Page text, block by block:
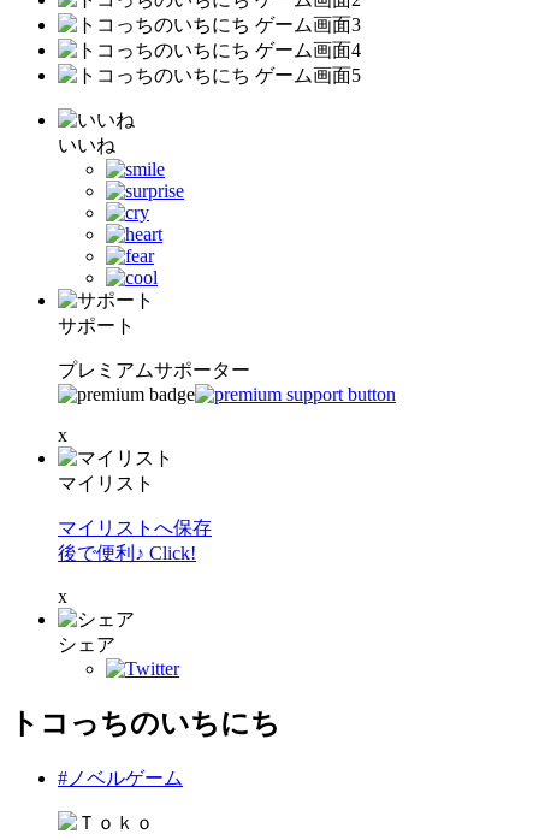
いいね
サポート
プレミアムサポーター
x
マイリスト
マイリストへ保存
後で便利♪ Click!
x
シェア
トコっちのいちにち
#ノベルゲーム